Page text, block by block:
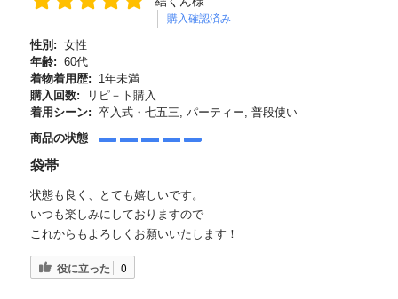
購入確認済み
性別: 女性
年齢: 60代
着物着用歴:
1年未満
購入回数:
リピ－ト購入
着用シーン: 卒入式・七五三, パーティー, 普段使い
商品の状態
袋帯
状態も良く、とても嬉しいです。
いつも楽しみにしておりますので
これからもよろしくお願いいたします！
役に立った 0